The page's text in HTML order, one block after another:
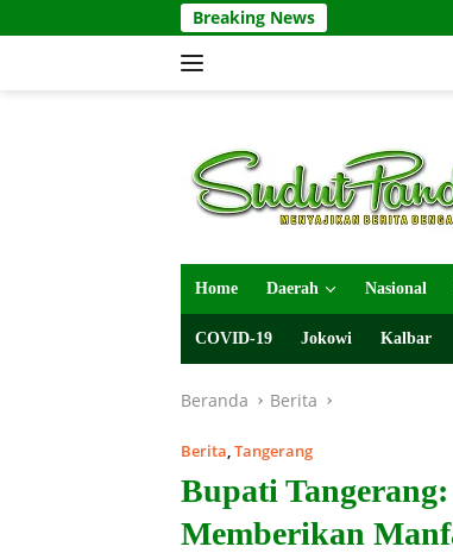
ke
Breaking News
Home Daerah Nasional
COVID-19 Jokowi Kalbar
Beranda Berita
Berita,Tangerang
Bupati
Memberikan